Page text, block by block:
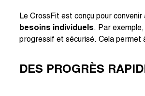
Le CrossFit est conçu pour
besoins individuels. Par
progressif et sécurisé. Cela permet
DES PROGRÈS